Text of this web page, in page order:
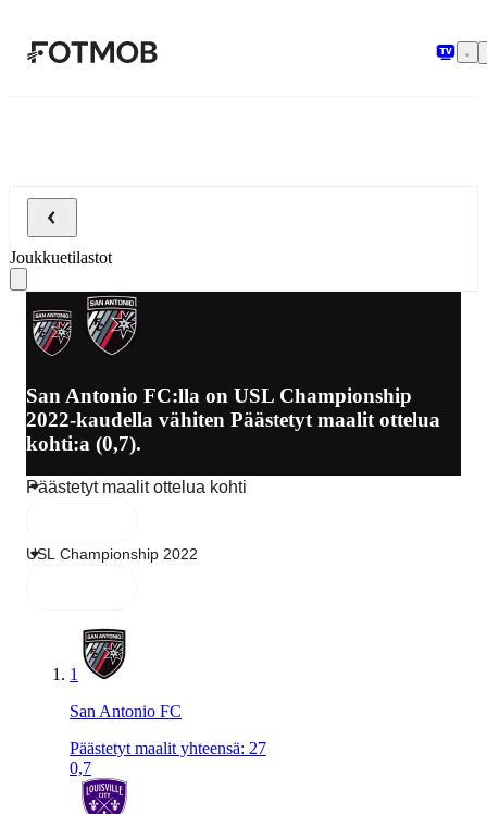
Joukkuetilastot
San Antonio FC:lla on USL Championship
2022-kaudella vähiten Päästetyt maalit ottelua
kohti:a (0,7).
1
San Antonio FC
Päästetyt maalit yhteensä: 27
0,7